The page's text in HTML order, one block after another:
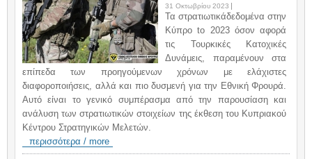
31 Οκτωβρίου 2023
Τα στρατιωτικάδεδομένα στην
Κύπρο to 2023 όσον αφορά
τις Τουρκικές Κατοχικές
Δυνάμεις, παραμένουν στα
επίπεδα των προηγούμενων χρόνων με ελάχιστες
διαφοροποιήσεις, αλλά και πιο δυσμενή για την Εθνική Φρουρά.
Αυτό είναι το γενικό συμπέρασμα από την παρουσίαση και
ανάλυση των στρατιωτικών στοιχείων της έκθεση του Κυπριακού
Κέντρου Στρατηγικών Μελετών.
περισσότερα / more